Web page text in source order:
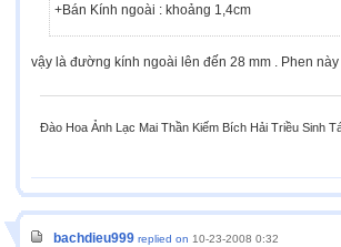
+Bán Kính ngoài : khoảng 1,4cm
vậy là đường kính ngoài lên đến 28 mm . Phen
Đào Hoa Ảnh Lạc Mai Thần Kiếm Bích Hải Triều Sinh
bachdieu999 replied on 10-23-2008 0:32